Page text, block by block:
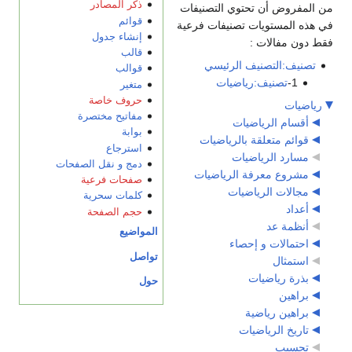
ذكر المصادر
قوائم
إنشاء جدول
قالب
قوالب
متغير
حروف خاصة
مفاتيح مختصرة
بوابة
استرجاع
دمج و نقل الصفحات
صفحات فرعية
كلمات سحرية
حجم الصفحة
المواضيع
تواصل
حول
من المفروض أن تحتوي التصنيفات
في هذه المستويات تصنيفات فرعية
فقط دون مفالات :
تصنيف:التصنيف الرئيسي
1- تصنيف:رياضيات
رياضيات
أقسام الرياضيات
قوائم متعلقة بالرياضيات
مسارد الرياضيات
مشروع معرفة الرياضيات
مجالات الرياضيات
أعداد
أنظمة عد
احتمالات و إحصاء
استمثال
بذرة رياضيات
براهين
براهين رياضية
تاريخ الرياضيات
تحسيب